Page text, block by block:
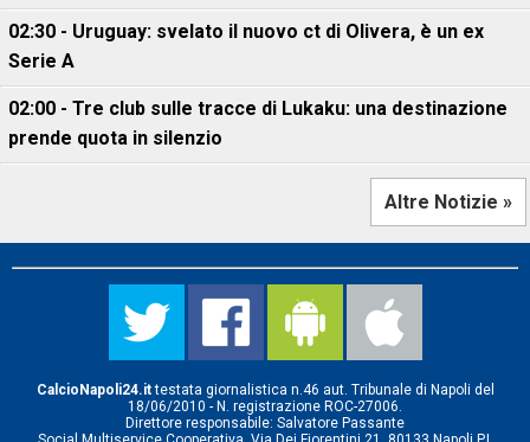
02:30 - Uruguay: svelato il nuovo ct di Olivera, è un ex
Serie A
02:00 - Tre club sulle tracce di Lukaku: una destinazione
prende quota in silenzio
Altre Notizie »
CalcioNapoli24.ittestata giornalistica n.46 aut. Tribunale di Napoli del
18/06/2010 - N. registrazione ROC-27006.
Direttore responsabile: Salvatore Passante